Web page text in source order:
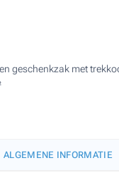
geschenkzak met
ALGEMENE INFORMATIE